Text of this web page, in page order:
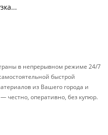
в непрерывном режиме 24/7
быстрой
из Вашего города и
честно, оперативно, без купюр.